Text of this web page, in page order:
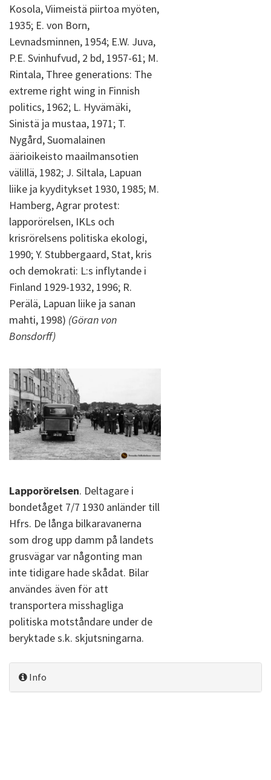
Kosola, Viimeistä piirtoa myöten,
1935; E. von Born,
Levnadsminnen, 1954; E.W. Juva,
P.E. Svinhufvud, 2 bd, 1957-61; M.
Rintala, Three generations: The
extreme right wing in Finnish
politics, 1962; L. Hyvämäki,
Sinistä ja mustaa, 1971; T.
Nygård, Suomalainen
äärioikeisto maailmansotien
välillä, 1982; J. Siltala, Lapuan
liike ja kyyditykset 1930, 1985; M.
Hamberg, Agrar protest:
lapporörelsen, IKLs och
krisrörelsens politiska ekologi,
1990; Y. Stubbergaard, Stat, kris
och demokrati: L:s inflytande i
Finland 1929-1932, 1996; R.
Perälä, Lapuan liike ja sanan
mahti, 1998) (Göran von
Bonsdorff)
Lapporörelsen. Deltagare i
bondetåget 7/7 1930 anländer till
Hfrs. De långa bilkaravanerna
som drog upp damm på landets
grusvägar var någonting man
inte tidigare hade skådat. Bilar
användes även för att
transportera misshagliga
politiska motståndare under de
beryktade s.k. skjutsningarna.
Info